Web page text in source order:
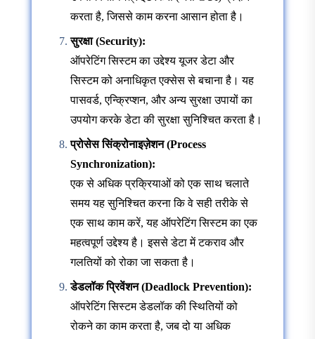
करता है, जिससे काम करना आसान होता है।
सुरक्षा (Security):
ऑपरेटिंग सिस्टम का उद्देश्य यूजर डेटा और
सिस्टम को अनाधिकृत एक्सेस से बचाना है। यह
पासवर्ड, एन्क्रिप्शन, और अन्य सुरक्षा उपायों का
उपयोग करके डेटा की सुरक्षा सुनिश्चित करता है।
प्रोसेस सिंक्रोनाइज़ेशन (Process
Synchronization):
एक से अधिक प्रक्रियाओं को एक साथ चलाते
समय यह सुनिश्चित करना कि वे सही तरीके से
एक साथ काम करें, यह ऑपरेटिंग सिस्टम का एक
महत्वपूर्ण उद्देश्य है। इससे डेटा में टकराव और
गलतियों को रोका जा सकता है।
डेडलॉक प्रिवेंशन (Deadlock Prevention):
ऑपरेटिंग सिस्टम डेडलॉक की स्थितियों को
रोकने का काम करता है, जब दो या अधिक